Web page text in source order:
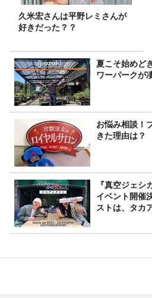
久米宏さんは平野レミさんが
好きだった？？
夏こそ始めど
ワーパークが
お悩み相談！
きた理由は？
『真空ジェシ
イベント開催
ストは、タカ